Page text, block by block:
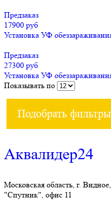
Предзаказ
17900 руб
Установка УФ
Предзаказ
27300 руб
Установка УФ
Показывать по
Подобрать
Аквалидер24
Московская область, г.
"Спутник", офис 11